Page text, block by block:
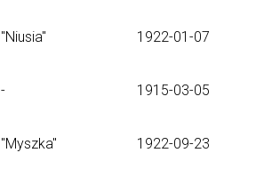
"Niusia" 1922-01-07
- 1915-03-05
"Myszka" 1922-09-23